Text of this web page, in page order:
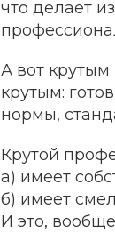
что делает
А вот крутым
крутым:
нормы,
Крутой
а) имеет
б) имеет
И это,